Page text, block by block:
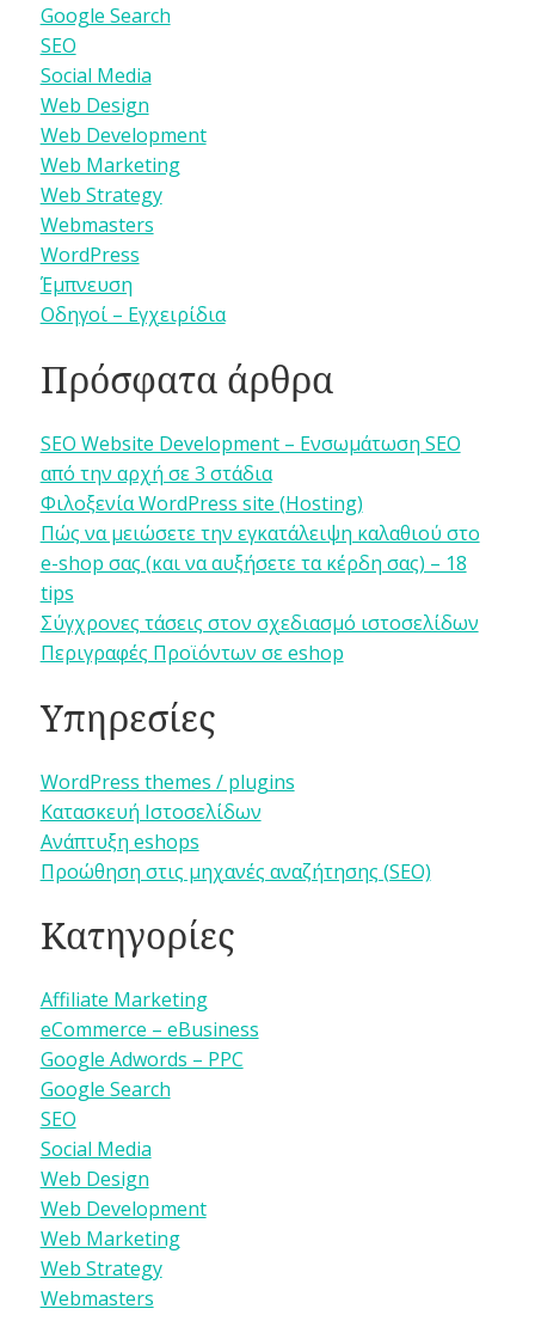
Google Search
SEO
Social Media
Web Design
Web Development
Web Marketing
Web Strategy
Webmasters
WordPress
Έμπνευση
Οδηγοί – Εγχειρίδια
Πρόσφατα άρθρα
SEO Website Development – Ενσωμάτωση SEO
από την αρχή σε 3 στάδια
Φιλοξενία WordPress site (Hosting)
Πώς να μειώσετε την εγκατάλειψη καλαθιού στο
e-shop σας (και να αυξήσετε τα κέρδη σας) – 18
tips
Σύγχρονες τάσεις στον σχεδιασμό ιστοσελίδων
Περιγραφές Προϊόντων σε eshop
Υπηρεσίες
WordPress themes / plugins
Κατασκευή Ιστοσελίδων
Ανάπτυξη eshops
Προώθηση στις μηχανές αναζήτησης (SEO)
Κατηγορίες
Affiliate Marketing
eCommerce – eBusiness
Google Adwords – PPC
Google Search
SEO
Social Media
Web Design
Web Development
Web Marketing
Web Strategy
Webmasters